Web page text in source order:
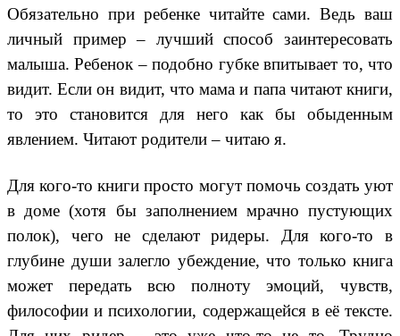
Обязательно при ребенке читайте сами. Ведь ваш
личный пример – лучший способ заинтересовать
малыша. Ребенок – подобно губке впитывает то, что
видит. Если он видит, что мама и папа читают книги,
то это становится для него как бы обыденным
явлением. Читают родители – читаю я.
Для кого-то книги просто могут помочь создать уют
в доме (хотя бы заполнением мрачно пустующих
полок), чего не сделают ридеры. Для кого-то в
глубине души залегло убеждение, что только книга
может передать всю полноту эмоций, чувств,
философии и психологии, содержащейся в её тексте.